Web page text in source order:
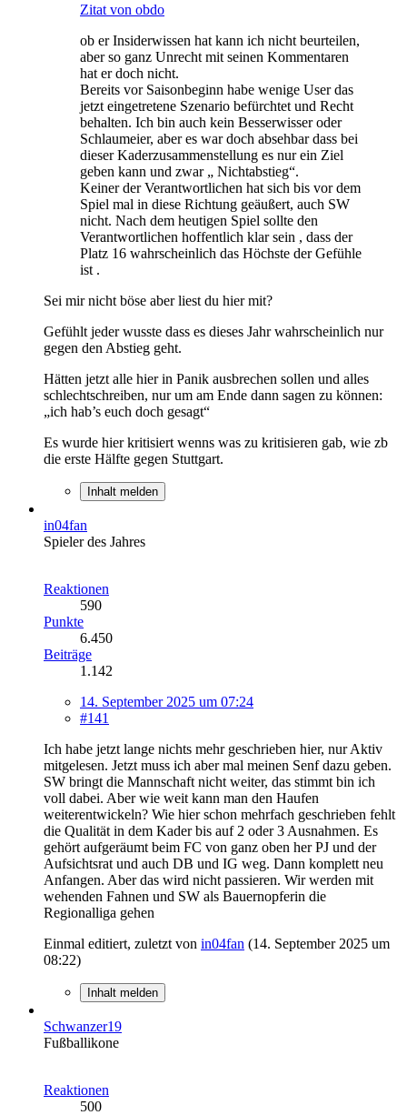
Zitat von obdo
ob er Insiderwissen hat kann ich nicht beurteilen,
aber so ganz Unrecht mit seinen Kommentaren
hat er doch nicht.
Bereits vor Saisonbeginn habe wenige User das
jetzt eingetretene Szenario befürchtet und Recht
behalten. Ich bin auch kein Besserwisser oder
Schlaumeier, aber es war doch absehbar dass bei
dieser Kaderzusammenstellung es nur ein Ziel
geben kann und zwar „ Nichtabstieg“.
Keiner der Verantwortlichen hat sich bis vor dem
Spiel mal in diese Richtung geäußert, auch SW
nicht. Nach dem heutigen Spiel sollte den
Verantwortlichen hoffentlich klar sein , dass der
Platz 16 wahrscheinlich das Höchste der Gefühle
ist .
Sei mir nicht böse aber liest du hier mit?
Gefühlt jeder wusste dass es dieses Jahr wahrscheinlich nur
gegen den Abstieg geht.
Hätten jetzt alle hier in Panik ausbrechen sollen und alles
schlechtschreiben, nur um am Ende dann sagen zu können:
„ich hab’s euch doch gesagt“
Es wurde hier kritisiert wenns was zu kritisieren gab, wie zb
die erste Hälfte gegen Stuttgart.
Inhalt melden
in04fan
Spieler des Jahres
Reaktionen
590
Punkte
6.450
Beiträge
1.142
14. September 2025 um 07:24
#141
Ich habe jetzt lange nichts mehr geschrieben hier, nur Aktiv
mitgelesen. Jetzt muss ich aber mal meinen Senf dazu geben.
SW bringt die Mannschaft nicht weiter, das stimmt bin ich
voll dabei. Aber wie weit kann man den Haufen
weiterentwickeln? Wie hier schon mehrfach geschrieben fehlt
die Qualität in dem Kader bis auf 2 oder 3 Ausnahmen. Es
gehört aufgeräumt beim FC von ganz oben her PJ und der
Aufsichtsrat und auch DB und IG weg. Dann komplett neu
Anfangen. Aber das wird nicht passieren. Wir werden mit
wehenden Fahnen und SW als Bauernopferin die
Regionalliga gehen
Einmal editiert, zuletzt von in04fan (14. September 2025 um
08:22)
Inhalt melden
Schwanzer19
Fußballikone
Reaktionen
500